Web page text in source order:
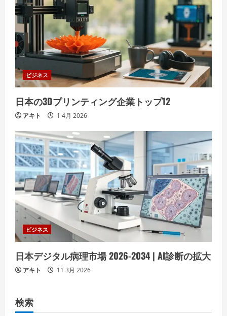
ビジネス
日本の3Dプリンティング企業トップ12
アキト 1 4月 2026
ビジネス
日本デジタル病理市場 2026-2034 | AI診断の拡大
アキト 11 3月 2026
検索